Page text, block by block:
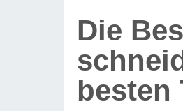
Die
besten